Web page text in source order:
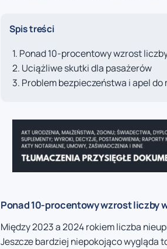
Spis treści
Ponad 10-procentowy wzrost
Uciążliwe skutki dla pasażerów
Problem bezpieczeństwa i apel do
Ponad 10-procentowy wzrost liczby
Między 2023 a 2024 rokiem liczba
Jeszcze bardziej niepokojąco wygląda